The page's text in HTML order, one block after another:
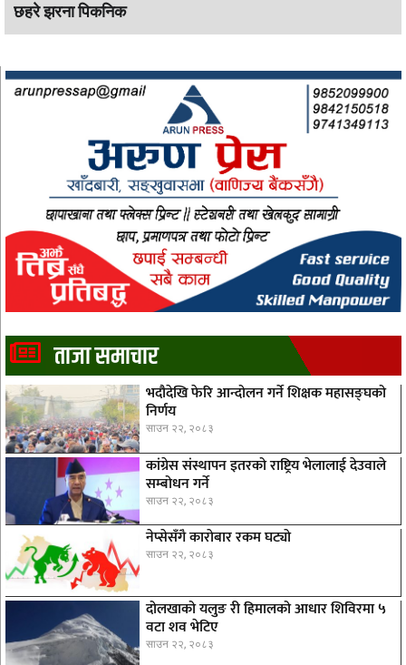
छहरे झरना पिकनिक
ताजा समाचार
भदौदेखि फेरि आन्दोलन गर्ने शिक्षक महासङ्घको
निर्णय
साउन २२, २०८३
कांग्रेस संस्थापन इतरको राष्ट्रिय भेलालाई देउवाले
सम्बोधन गर्ने
साउन २२, २०८३
नेप्सेसँगै काराेबार रकम घट्याे
साउन २२, २०८३
दोलखाको यलुङ री हिमालको आधार शिविरमा ५
वटा शव भेटिए
साउन २२, २०८३